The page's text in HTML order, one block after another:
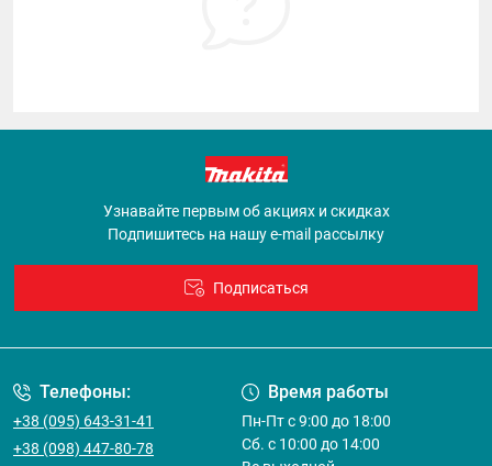
Узнавайте первым об акциях и скидках
Подпишитесь на нашу e-mail рассылку
Подписаться
Телефоны:
+38 (095) 643-31-41
+38 (098) 447-80-78
Время работы
Пн-Пт с 9:00 до 18:00
Сб. с 10:00 до 14:00